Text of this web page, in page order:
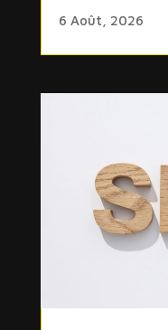
6 Août, 2026